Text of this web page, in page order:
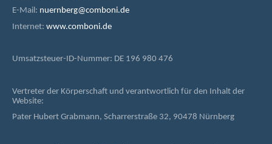
E-Mail: nuernberg@comboni.de
Internet: www.comboni.de
Umsatzsteuer-ID-Nummer: DE 196 980 476
Vertreter der Körperschaft und verantwortlich für den Inhalt der
Website:
Pater Hubert Grabmann, Scharrerstraße 32, 90478 Nürnberg